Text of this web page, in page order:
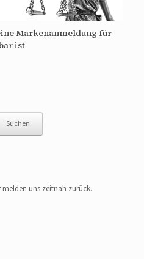
Markenanmeldung für
ist
Suchen
melden uns zeitnah zurück.